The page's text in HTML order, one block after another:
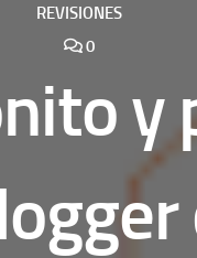
REVISIONES
0
y